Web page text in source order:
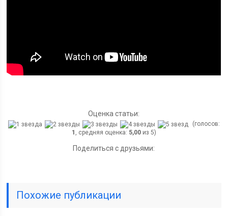
Оценка статьи:
(голосов:
1
, средняя оценка: 5,00из 5)
Поделиться с друзьями:
Похожие публикации